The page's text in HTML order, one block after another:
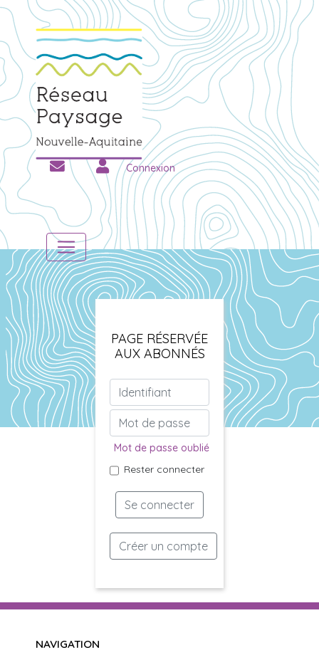
Connexion
PAGE RÉSERVÉE
AUX ABONNÉS
Mot de passe oublié
Rester connecter
NAVIGATION